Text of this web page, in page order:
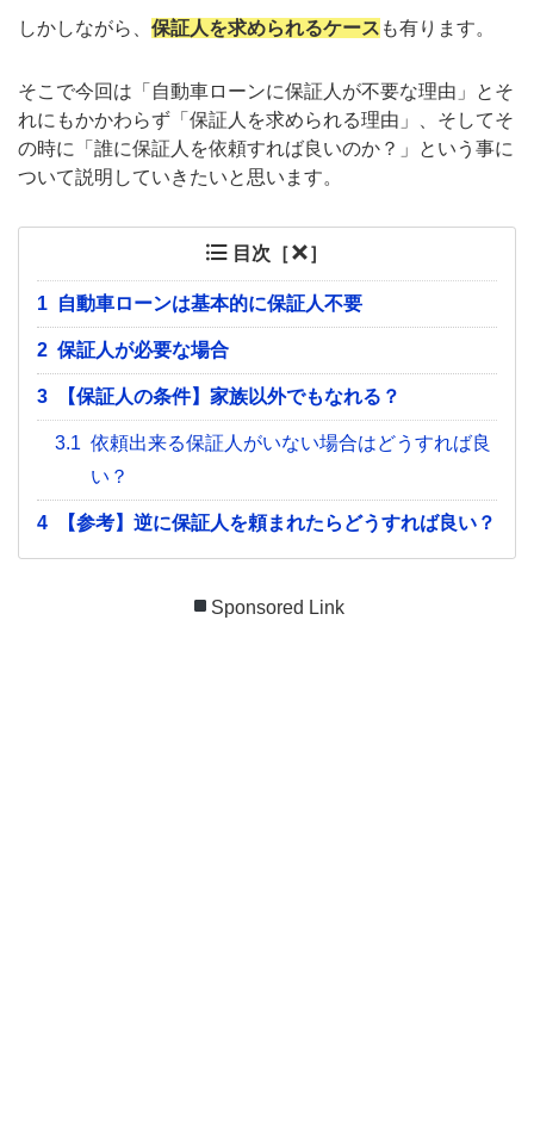
しかしながら、 保証人を求められるケース も有ります。
そこで今回は「自動車ローンに保証人が不要な理由」とそ
れにもかかわらず「保証人を求められる理由」、そしてそ
の時に「誰に保証人を依頼すれば良いのか？」という事に
ついて説明していきたいと思います。
目次［ ］
1 自動車ローンは基本的に保証人不要
2 保証人が必要な場合
3 【保証人の条件】家族以外でもなれる？
3.1 依頼出来る保証人がいない場合はどうすれば良
い？
4 【参考】逆に保証人を頼まれたらどうすれば良い？
Sponsored Link